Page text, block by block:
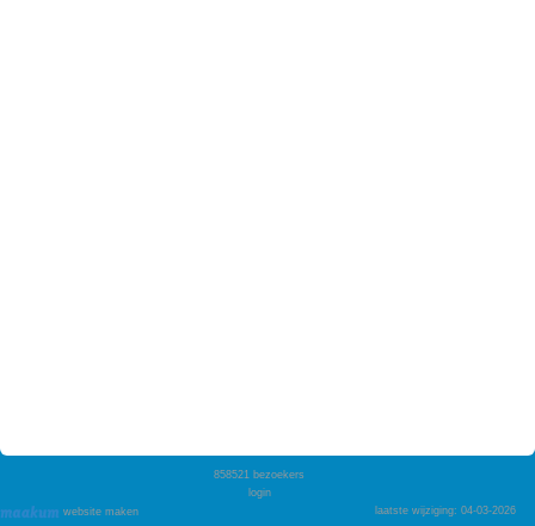
website maken
858521 bezoekers
login
laatste wijziging: 04-03-2026